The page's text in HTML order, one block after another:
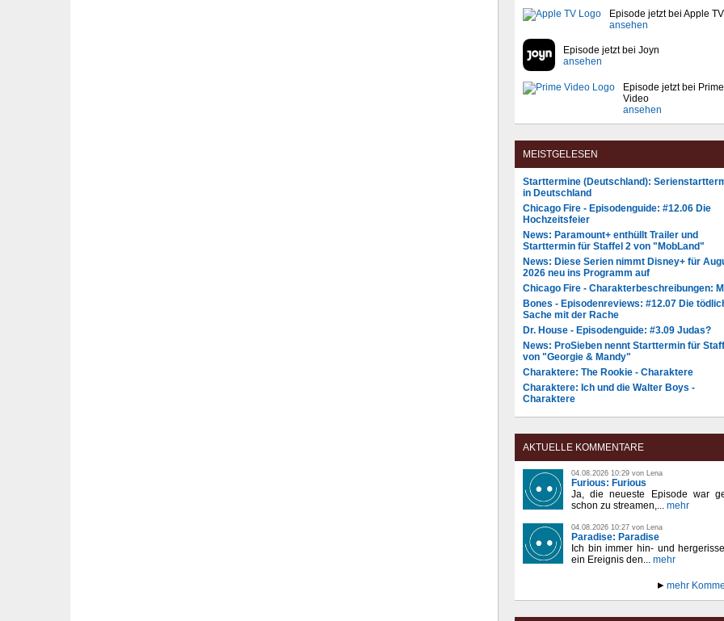
Episode jetzt bei Apple TV
ansehen
Episode jetzt bei Joyn
ansehen
Episode jetzt bei Prime
Video
ansehen
MEISTGELESEN
Starttermine (Deutschland):
in Deutschland
Chicago Fire - Episodenguide: #12.06 Die
Hochzeitsfeier
News: Paramount+ enthüllt Trailer und
Starttermin für Staffel 2 von "MobLand"
News: Diese Serien nimmt Disney+ für
2026 neu ins Programm auf
Chicago Fire - Charakterbeschreibungen:
Bones - Episodenreviews: #12.07 Die
Sache mit der Rache
Dr. House - Episodenguide: #3.09 Judas?
News: ProSieben nennt Starttermin für
von "Georgie & Mandy"
Charaktere: The Rookie - Charaktere
Charaktere: Ich und die Walter Boys -
Charaktere
AKTUELLE KOMMENTARE
04.08.2026 10:29 von Lena
Furious: Furious
Ja, die neueste Episode war
schon zu streamen,... mehr
04.08.2026 10:27 von Lena
Paradise: Paradise
Ich bin immer hin- und
ein Ereignis den... mehr
mehr